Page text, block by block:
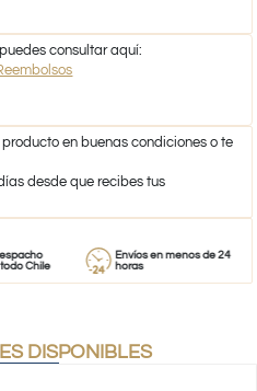
consultar aquí:
en buenas condiciones o te
desde que recibes tus
Chile
Envíos en menos de 24
horas
DISPONIBLES